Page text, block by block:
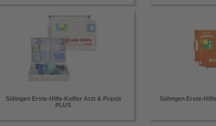
Söhngen Erste-Hilfe-Koffer Arzt & Praxis
PLUS
Söhngen Erste-